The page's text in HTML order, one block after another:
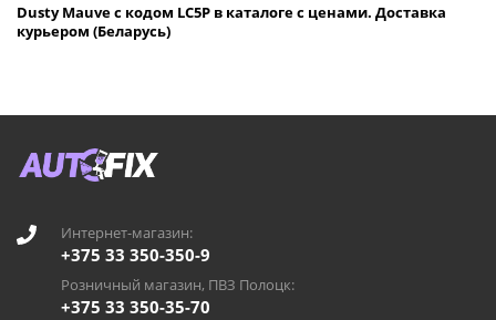
Dusty Mauve с кодом LC5P в каталоге с ценами. Доставка
курьером (Беларусь)
Интернет-магазин:
+375 33 350-350-9
Розничный магазин, ПВЗ Полоцк:
+375 33 350-35-70